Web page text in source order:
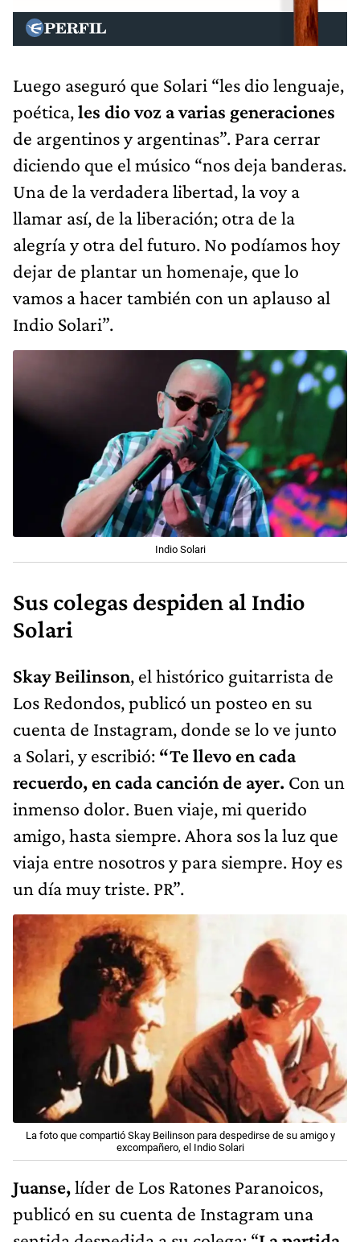
Luego aseguró que Solari “les dio lenguaje,
poética,les dio voz a varias generaciones
de argentinos y argentinas”. Para cerrar
diciendo que el músico “nos deja banderas.
Una de la verdadera libertad, la voy a
llamar así, de la liberación; otra de la
alegría y otra del futuro. No podíamos hoy
dejar de plantar un homenaje, que lo
vamos a hacer también con un aplauso al
Indio Solari”.
Indio Solari
Sus colegas despiden al Indio
Solari
Skay Beilinson, el histórico guitarrista de
Los Redondos, publicó un posteo en su
cuenta de Instagram, donde se lo ve junto
a Solari, y escribió: “Te llevo en cada
recuerdo, en cada canción de ayer. Con un
inmenso dolor. Buen viaje, mi querido
amigo, hasta siempre. Ahora sos la luz que
viaja entre nosotros y para siempre. Hoy es
un día muy triste. PR”.
La foto que compartió Skay Beilinson para despedirse de su amigo y
excompañero, el Indio Solari
Juanse,líder de Los Ratones Paranoicos,
publicó en su cuenta de Instagram una